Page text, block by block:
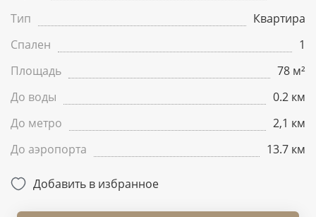
Тип
Квартира
Спален
1
Площадь
78 м²
До воды
0.2 км
До метро
2,1 км
До аэропорта
13.7 км
Добавить в избранное